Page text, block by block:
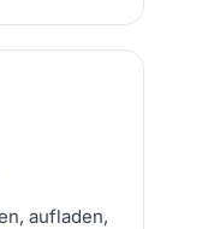
aufladen,